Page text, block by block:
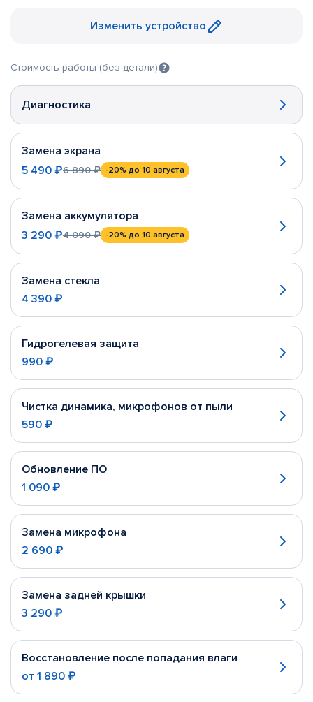
Изменить устройство
Стоимость работы (без детали)
Диагностика
Замена экрана
5 490 ₽6 890 ₽ -20% до 10 августа
Замена аккумулятора
3 290 ₽4 090 ₽ -20% до 10 августа
Замена стекла
4 390 ₽
Гидрогелевая защита
990 ₽
Чистка динамика, микрофонов от пыли
590 ₽
Обновление ПО
1 090 ₽
Замена микрофона
2 690 ₽
Замена задней крышки
3 290 ₽
Восстановление после попадания влаги
от 1 890 ₽